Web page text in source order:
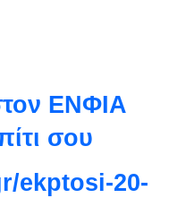
ΕΝΦΙΑ
σου
ekptosi-20-